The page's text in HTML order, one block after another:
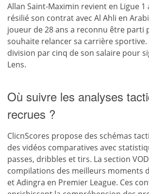
Allan Saint-Maximin revient en Ligue 1
résilié son contrat avec Al Ahli en
joueur de 28 ans a reconnu être parti
souhaite relancer sa carrière sportive.
division par cinq de son salaire pour
Lens.
Où suivre les analyses
recrues ?
ClicnScores propose des schémas
des vidéos comparatives avec
passes, dribbles et tirs. La section
compilations des meilleurs moments
et Adingra en Premier League. Ces